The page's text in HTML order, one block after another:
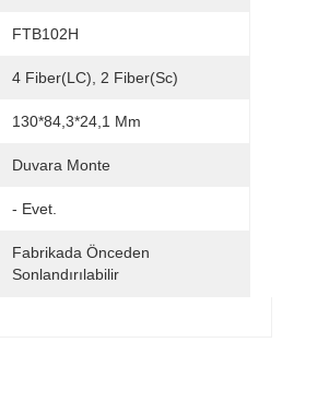
FTB102H
4 Fiber(LC), 2 Fiber(sc)
130*84,3*24,1 Mm
Duvara Monte
- Evet.
Fabrikada Önceden
Sonlandırılabilir